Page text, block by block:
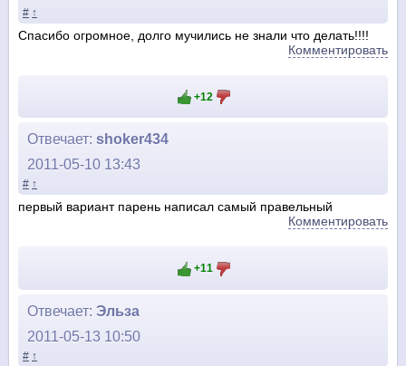
# ↑
Спасибо огромное, долго мучились не знали что делать!!!!
Комментировать
+12
Отвечает: shoker434
2011-05-10 13:43
# ↑
первый вариант парень написал самый правельный
Комментировать
+11
Отвечает: Эльза
2011-05-13 10:50
# ↑